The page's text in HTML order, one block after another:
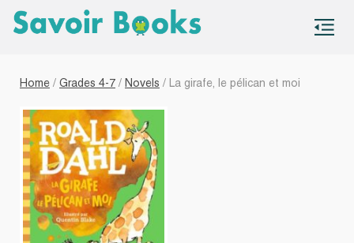
Home / Grades 4-7 / Novels / La girafe, le pélican et moi